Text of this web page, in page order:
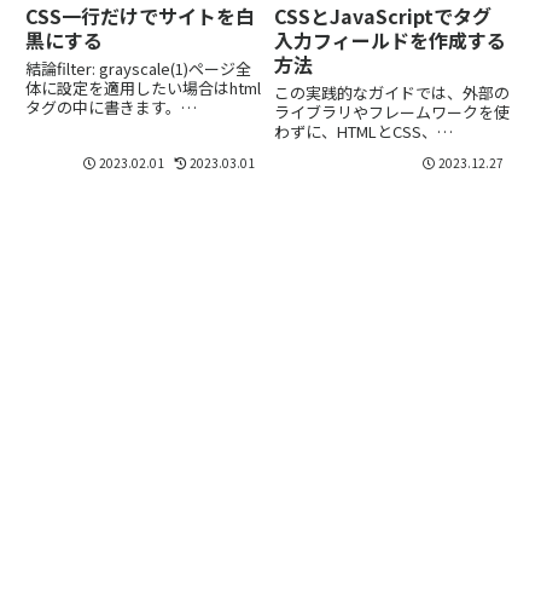
CSS一行だけでサイトを白
黒にする
結論filter: grayscale(1)ページ全
体に設定を適用したい場合はhtml
タグの中に書きます。
のfilterフィルタープロパティを...
2023.02.01 2023.03.01
CSSとJavaScriptでタグ
入力フィールドを作成する
方法
この実践的なガイドでは、外部の
ライブラリやフレームワークを使
わずに、HTMLとCSS、
力フィールドを作成する方法を解
2023.12.27